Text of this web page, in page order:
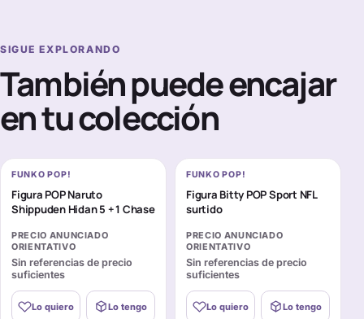
SIGUE EXPLORANDO
También puede encajar
en tu colección
FUNKO POP!
Figura POP Naruto
Shippuden Hidan 5 + 1 Chase
PRECIO ANUNCIADO
ORIENTATIVO
Sin referencias de precio
suficientes
Lo quiero Lo tengo
FUNKO POP!
Figura Bitty POP Sport NFL
surtido
PRECIO ANUNCIADO
ORIENTATIVO
Sin referencias de precio
suficientes
Lo quiero Lo tengo